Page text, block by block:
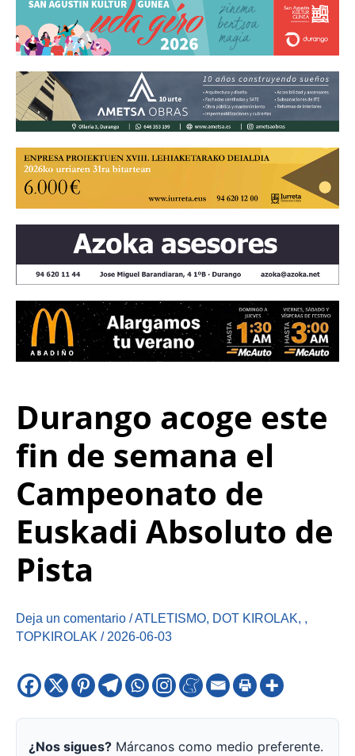
Durango acoge este
fin de semana el
Campeonato de
Euskadi Absoluto de
Pista
Deja un comentario /ATLETISMO, DOT KIROLAK, ,
TOPKIROLAK / 2026-06-03
¿Nos sigues? Márcanos como medio preferente.